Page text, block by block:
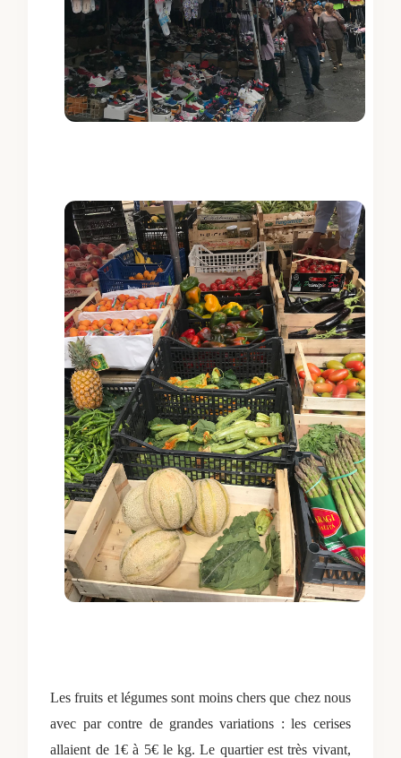
Les fruits et légumes sont moins chers que chez nous
avec par contre de grandes variations : les cerises
allaient de 1€ à 5€ le kg. Le quartier est très vivant,